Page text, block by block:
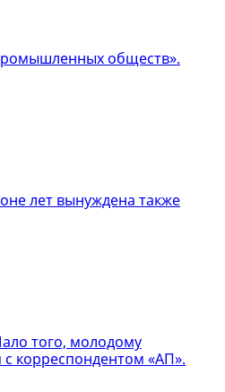
обществ».
лет вынуждена также
того, молодому
корреспондентом «АП».